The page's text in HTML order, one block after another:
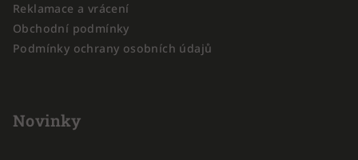
Reklamace a vrácení
Obchodní podmínky
Podmínky ochrany osobních údajů
Novinky